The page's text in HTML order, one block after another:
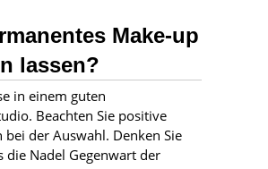
Make-up
lassen?
in einem guten
Beachten Sie positive
bei der Auswahl. Denken Sie
die Nadel Gegenwart der